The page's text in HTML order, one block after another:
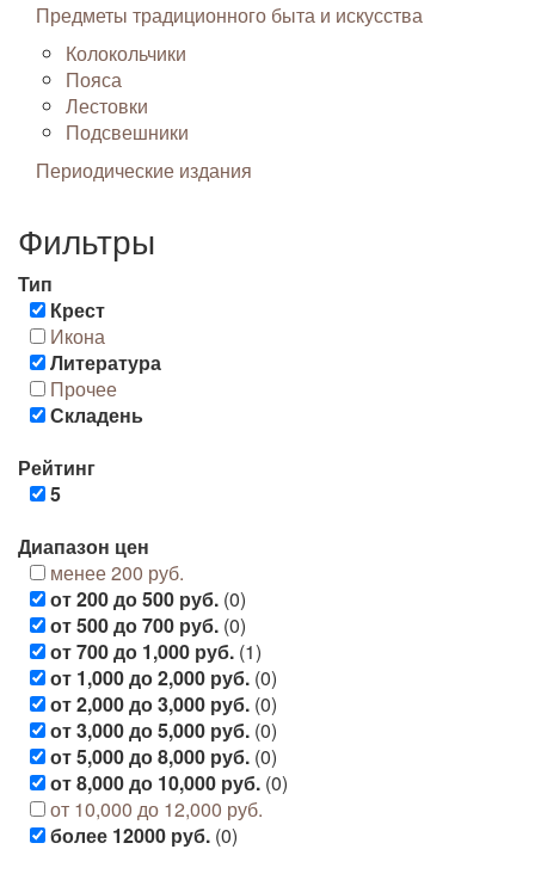
Предметы традиционного быта и искусства
Колокольчики
Пояса
Лестовки
Подсвешники
Периодические издания
Фильтры
Тип
Крест
Икона
Литература
Прочее
Складень
Рейтинг
5
Диапазон цен
менее 200 руб.
от 200 до 500 руб. (0)
от 500 до 700 руб. (0)
от 700 до 1,000 руб. (1)
от 1,000 до 2,000 руб. (0)
от 2,000 до 3,000 руб. (0)
от 3,000 до 5,000 руб. (0)
от 5,000 до 8,000 руб. (0)
от 8,000 до 10,000 руб. (0)
от 10,000 до 12,000 руб.
более 12000 руб. (0)